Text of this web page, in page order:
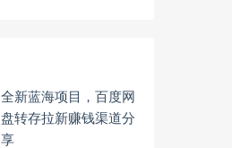
全新蓝海项目，百度网
盘转存拉新赚钱渠道分
享